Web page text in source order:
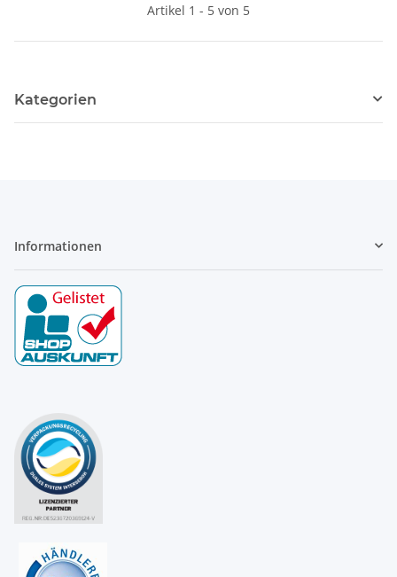
Artikel 1 - 5 von 5
Kategorien
Informationen